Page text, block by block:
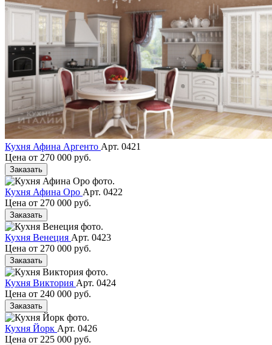
Кухня Афина Аргенто Арт. 0421
Цена от 270 000 руб.
Заказать
Кухня Афина Оро Арт. 0422
Цена от 270 000 руб.
Заказать
Кухня Венеция Арт. 0423
Цена от 270 000 руб.
Заказать
Кухня Виктория Арт. 0424
Цена от 240 000 руб.
Заказать
Кухня Йорк Арт. 0426
Цена от 225 000 руб.